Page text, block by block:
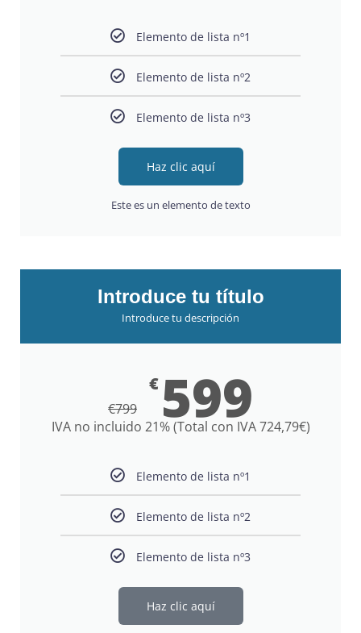
Elemento de lista nº1
Elemento de lista nº2
Elemento de lista nº3
Haz clic aquí
Este es un elemento de texto
Introduce tu título
Introduce tu descripción
€799
€ 599
IVA no incluido 21% (Total con IVA 724,79€)
Elemento de lista nº1
Elemento de lista nº2
Elemento de lista nº3
Haz clic aquí